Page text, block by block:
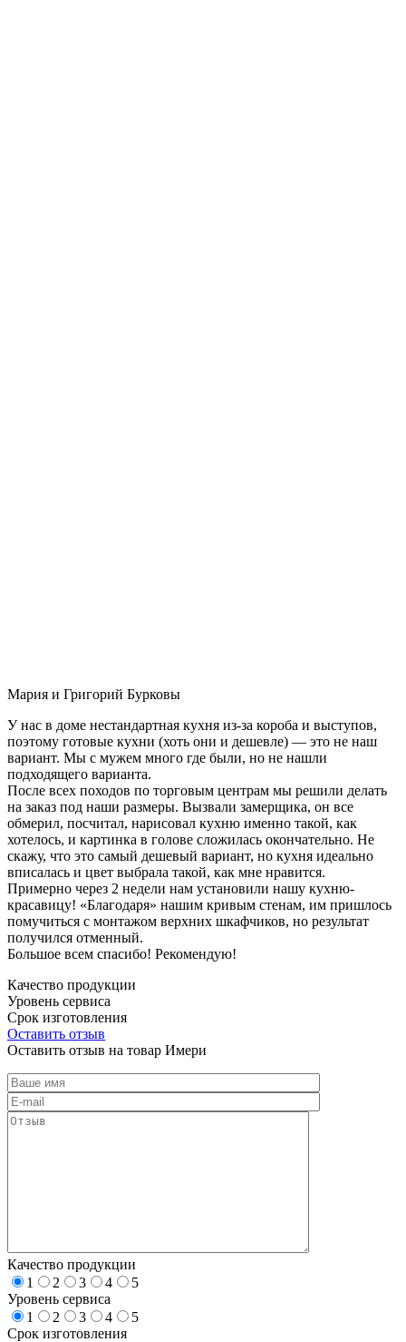
Мария и Григорий Бурковы
У нас в доме нестандартная кухня из-за короба и выступов,
поэтому готовые кухни (хоть они и дешевле) — это не наш
вариант. Мы с мужем много где были, но не нашли
подходящего варианта.
После всех походов по торговым центрам мы решили делать
на заказ под наши размеры. Вызвали замерщика, он все
обмерил, посчитал, нарисовал кухню именно такой, как
хотелось, и картинка в голове сложилась окончательно. Не
скажу, что это самый дешевый вариант, но кухня идеально
вписалась и цвет выбрала такой, как мне нравится.
Примерно через 2 недели нам установили нашу кухню-
красавицу! «Благодаря» нашим кривым стенам, им пришлось
помучиться с монтажом верхних шкафчиков, но результат
получился отменный.
Большое всем спасибо! Рекомендую!
Качество продукции
Уровень сервиса
Срок изготовления
Оставить отзыв
Оставить отзыв на товар Имери
Качество продукции
1
2 3 4
5
Уровень сервиса
1
2 3 4
5
Срок изготовления